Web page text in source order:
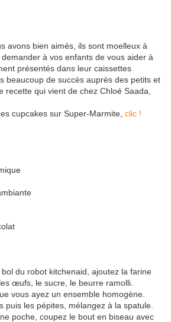
avons bien aimés, ils sont moelleux à
à vos enfants de vous aider à
présentés dans leur caissettes
beaucoup de succès auprès des petits et
recette qui vient de chez Chloé Saada,
cupcakes sur Super-Marmite, clic !
du robot kitchenaid, ajoutez la farine
œufs, le sucre, le beurre ramolli.
vous ayez un ensemble homogène.
puis les pépites, mélangez à la spatule.
poche, coupez le bout en biseau avec